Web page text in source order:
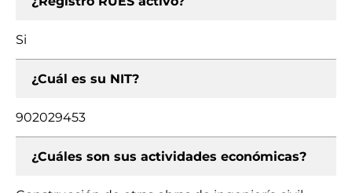
Si
¿Cuál es su NIT?
902029453
¿Cuáles son sus actividades económicas?